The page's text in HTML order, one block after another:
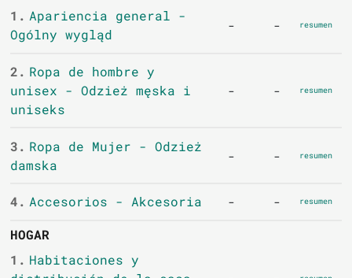
1. Apariencia general -
Ogólny wygląd
- - resumen
2. Ropa de hombre y
unisex - Odzież męska i
uniseks
- - resumen
3. Ropa de Mujer - Odzież
damska
- - resumen
4. Accesorios - Akcesoria - - resumen
HOGAR
1. Habitaciones y